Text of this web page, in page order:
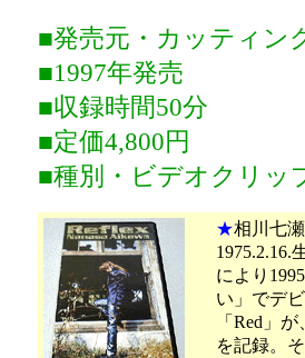
■発売元・カッティン
■1997年発売
■収録時間50分
■定価4,800円
■種別・ビデオクリッ
★相川七
1975.2.16.
により
い」でデ
「Red」
を記録。